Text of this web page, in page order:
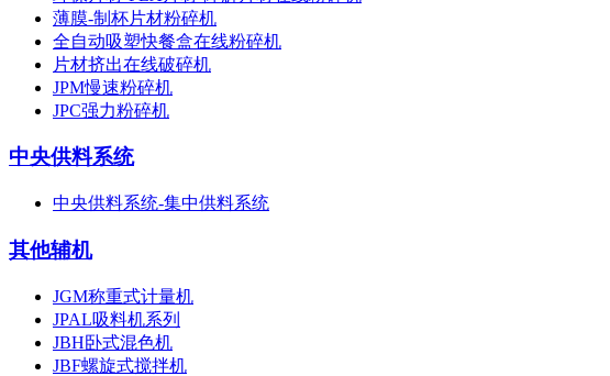
薄膜-制杯片材粉碎机
全自动吸塑快餐盒在线粉碎机
片材挤出在线破碎机
JPM慢速粉碎机
JPC强力粉碎机
中央供料系统
中央供料系统-集中供料系统
其他辅机
JGM称重式计量机
JPAL吸料机系列
JBH卧式混色机
JBF螺旋式搅拌机